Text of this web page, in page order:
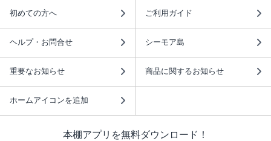
初めての方へ ご利用ガイド
ヘルプ・お問合せ シーモア島
重要なお知らせ 商品に関するお知らせ
ホームアイコンを追加
本棚アプリを無料ダウンロード！